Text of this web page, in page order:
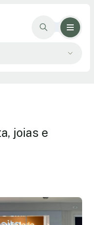
joias e